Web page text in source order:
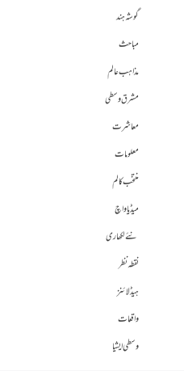
گوشہ ہند
مباحث
مذاہب عالم
مشرق وسطی
معاشرت
معلومات
منتخب کالم
میڈیا واچ
نئے لکھاری
نقطہ نظر
ہیڈلائنز
واقعات
وسطی ایشیا